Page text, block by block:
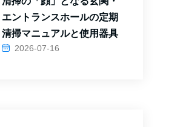
エントランスホールの定期
清掃マニュアルと使用器具
2026-07-16